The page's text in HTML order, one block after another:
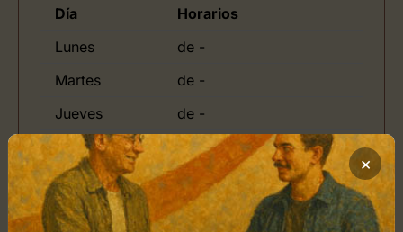
Día
Horarios
Lunes
de -
Martes
de -
Jueves
de -
Viernes
de 20:30 - 04:00
Domingo
de 12:00 - 20:00
×